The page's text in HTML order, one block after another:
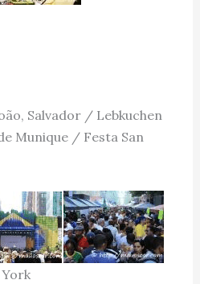
Salvador / Lebkuchen
Munique / Festa San